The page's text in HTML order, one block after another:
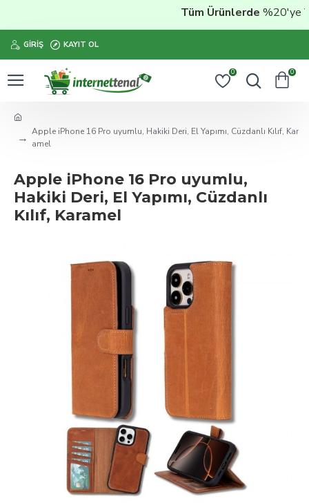
Tüm Ürünlerde%20'ye
GIRIŞ KAYIT OL
0 0
Apple iPhone 16 Pro uyumlu, Hakiki Deri, El Yapımı, Cüzdanlı Kılıf, Kar
amel
Apple iPhone 16 Pro uyumlu,
Hakiki Deri, El Yapımı, Cüzdanlı
Kılıf, Karamel